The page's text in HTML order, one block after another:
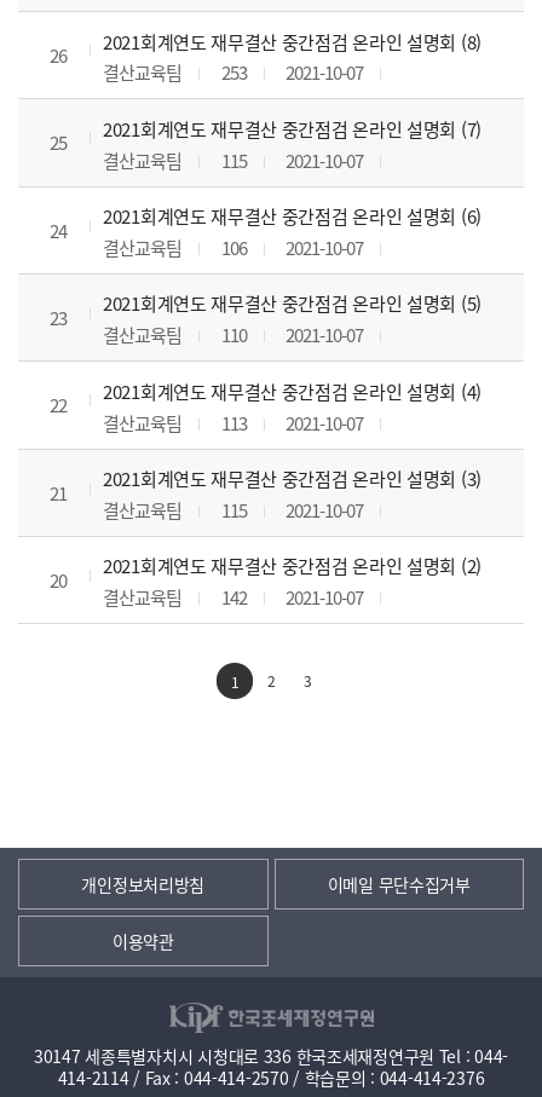
26
2021회계연도 재무결산 중간점검 온라인 설명회 (8)
결산교육팀
253 2021-10-07
25
2021회계연도 재무결산 중간점검 온라인 설명회 (7)
결산교육팀
115 2021-10-07
24
2021회계연도 재무결산 중간점검 온라인 설명회 (6)
결산교육팀
106 2021-10-07
23
2021회계연도 재무결산 중간점검 온라인 설명회 (5)
결산교육팀
110 2021-10-07
22
2021회계연도 재무결산 중간점검 온라인 설명회 (4)
결산교육팀
113 2021-10-07
21
2021회계연도 재무결산 중간점검 온라인 설명회 (3)
결산교육팀
115 2021-10-07
20
2021회계연도 재무결산 중간점검 온라인 설명회 (2)
결산교육팀
142 2021-10-07
1 2 3
개인정보처리방침 이메일 무단수집거부
이용약관
30147 세종특별자치시 시청대로 336 한국조세재정연구원 Tel : 044-
414-2114 / Fax : 044-414-2570 / 학습문의 : 044-414-2376